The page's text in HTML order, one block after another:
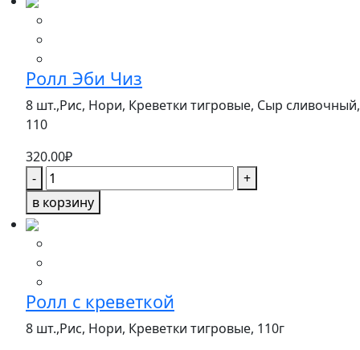
Ролл Эби Чиз
8 шт.,Рис, Нори, Креветки тигровые, Сыр сливочный,
110
320.00₽
-
Количество
товара
Ролл
+
в корзину
Ролл с креветкой
8 шт.,Рис, Нори, Креветки тигровые, 110г